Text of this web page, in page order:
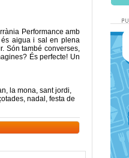
Performance amb
és aigua i sal en plena
Són també converses,
És perfecte! Un
, la mona, sant jordi,
, nadal , festa de